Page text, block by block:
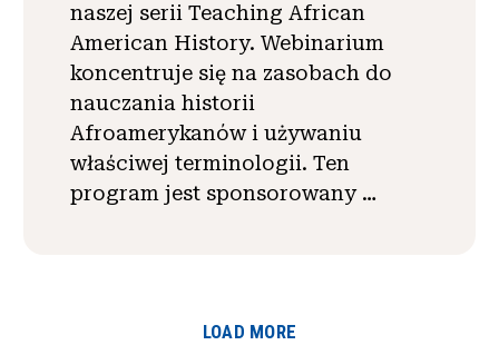
naszej serii Teaching African
American History. Webinarium
koncentruje się na zasobach do
nauczania historii
Afroamerykanów i używaniu
właściwej terminologii. Ten
program jest sponsorowany …
LOAD MORE